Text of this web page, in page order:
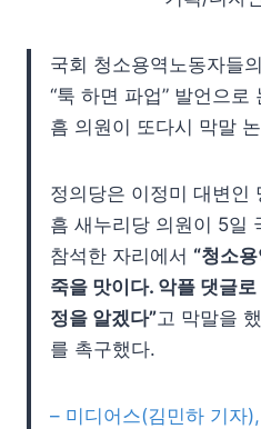
국회 청소용역노동자들
“툭 하면 파업” 발언으로
흠 의원이 또다시 막말
정의당은 이정미 대변인
흠 새누리당 의원이 5일
참석한 자리에서 “청소
죽을 맛이다. 악플 댓글
정을 알겠다”고 막말을
를 촉구했다.
– 미디어스(김민하 기자